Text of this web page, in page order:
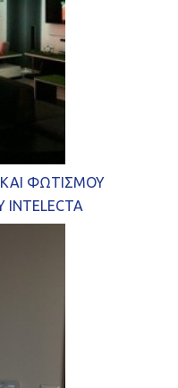
ΦΩΤΙΣΜΟΥ